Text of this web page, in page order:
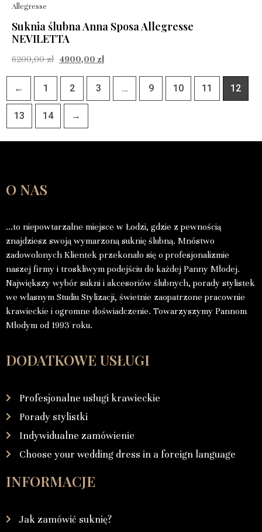
Allegresse
Suknia ślubna Anna Sposa Allegresse
NEVILETTA
6200,00zł 4900,00 zł
← 1 2 3 … 9 10 11 12
13 14 →
O NAS
…to niepowtarzalne miejsce w Łodzi, gdzie z pewnością
znajdziesz swoją wymarzoną suknię ślubną. Mnóstwo
zadowolonych Klientek przekonało się o profesjonalizmie
naszej firmy i troskliwym podejściu do każdej Panny Młodej.
Największy wybór sukni i akcesoriów ślubnych, porady stylistek
we własnym Studiu Stylizacji, świetnie zaopatrzone pracownie
krawieckie i ogromne doświadczenie. Towarzyszymy Pannom
Młodym od 1993 roku.
DODATKOWE USŁUGI
Profesjonalne usługi krawieckie
Porady stylistki
Indywidualne zamówienie
Choose your wedding dress in a foreign language
INFORMACJE
Jak zamówić suknię?